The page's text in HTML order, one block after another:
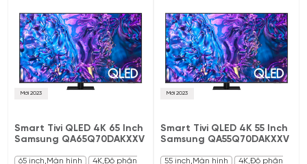
Mới 2023
Smart Tivi QLED 4K 65 Inch
Samsung QA65Q70DAKXXV
65 inch,Màn hình
4K,Độ phân
Mới 2023
Smart Tivi QLED 4K 55 Inch
Samsung QA55Q70DAKXXV
55 inch,Màn hình
4K,Độ phân